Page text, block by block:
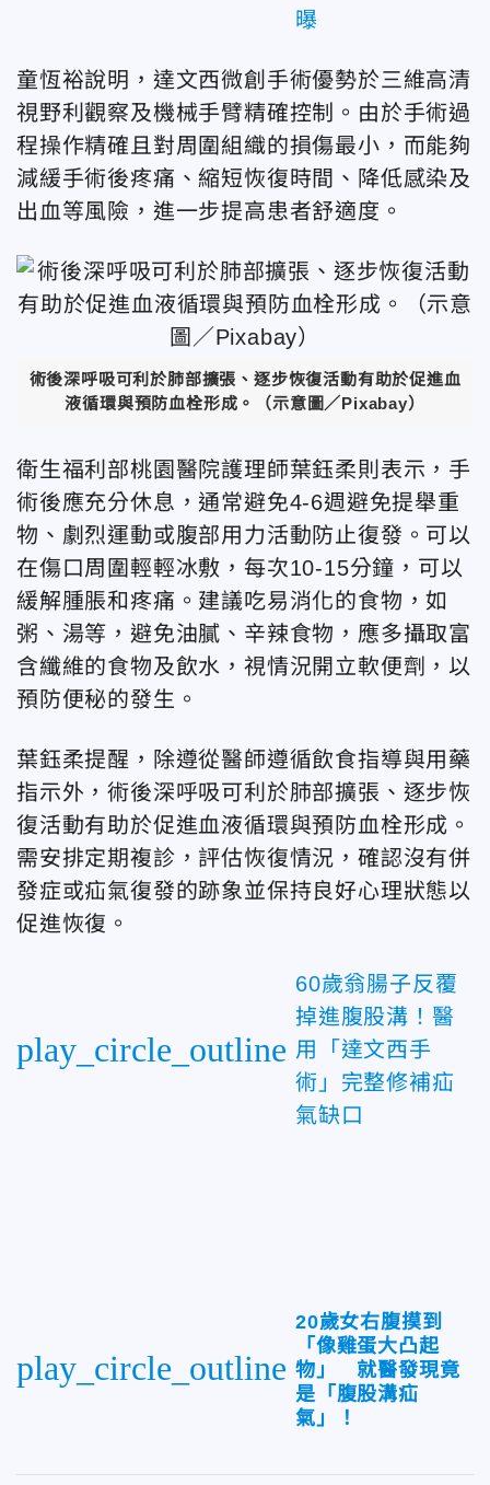
曝
童恆裕說明，達文西微創手術優勢於三維高清
視野利觀察及機械手臂精確控制。由於手術過
程操作精確且對周圍組織的損傷最小，而能夠
減緩手術後疼痛、縮短恢復時間、降低感染及
出血等風險，進一步提高患者舒適度。
術後深呼吸可利於肺部擴張、逐步恢復活動有助於促進血
液循環與預防血栓形成。（示意圖／Pixabay）
衛生福利部桃園醫院護理師葉鈺柔則表示，手
術後應充分休息，通常避免4-6週避免提舉重
物、劇烈運動或腹部用力活動防止復發。可以
在傷口周圍輕輕冰敷，每次10-15分鐘，可以
緩解腫脹和疼痛。建議吃易消化的食物，如
粥、湯等，避免油膩、辛辣食物，應多攝取富
含纖維的食物及飲水，視情況開立軟便劑，以
預防便秘的發生。
葉鈺柔提醒，除遵從醫師遵循飲食指導與用藥
指示外，術後深呼吸可利於肺部擴張、逐步恢
復活動有助於促進血液循環與預防血栓形成。
需安排定期複診，評估恢復情況，確認沒有併
發症或疝氣復發的跡象並保持良好心理狀態以
促進恢復。
play_circle_outline
60歲翁腸子反覆
掉進腹股溝！醫
用「達文西手
術」完整修補疝
氣缺口
play_circle_outline
20歲女右腹摸到
「像雞蛋大凸起
物」 就醫發現竟
是「腹股溝疝
氣」！